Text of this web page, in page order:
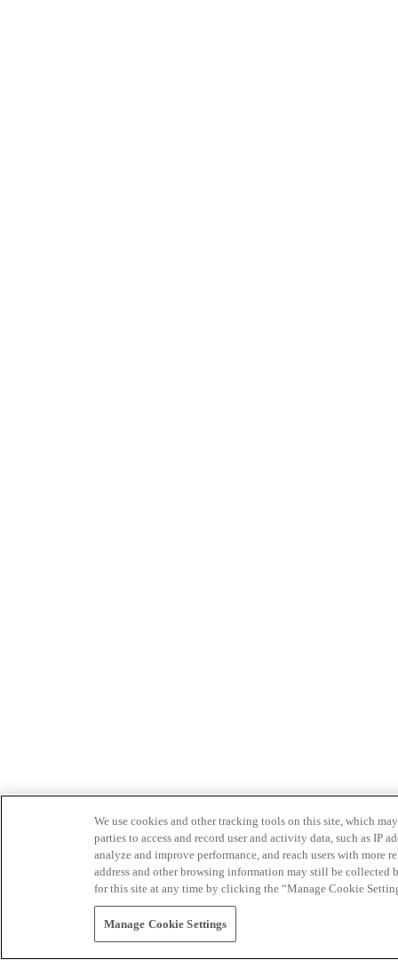
We use cookies and other tracking tools on this site, which
parties to access and record user and activity data, such as IP
analyze and improve performance, and reach users with
address and other browsing information may still be collected
for this site at any time by clicking the “Manage Cookie
Manage Cookie Settings